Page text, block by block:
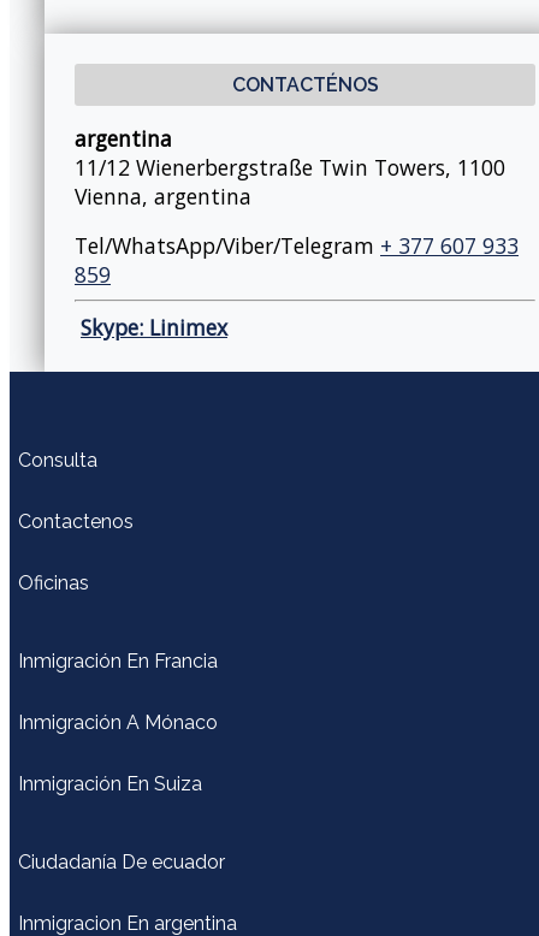
CONTACTÉNOS
argentina
11/12 Wienerbergstraße Twin Towers, 1100
Vienna, argentina
Tel/WhatsApp/Viber/Telegram + 377 607 933
859
Skype: Linimex
Consulta
Contactenos
Oficinas
Inmigración En Francia
Inmigración A Mónaco
Inmigración En Suiza
Ciudadanía De ecuador
Inmigracion En argentina